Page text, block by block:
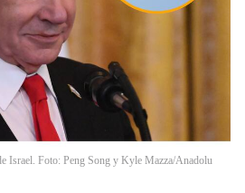
Israel. Foto: Peng Song y Kyle Mazza/Anadolu